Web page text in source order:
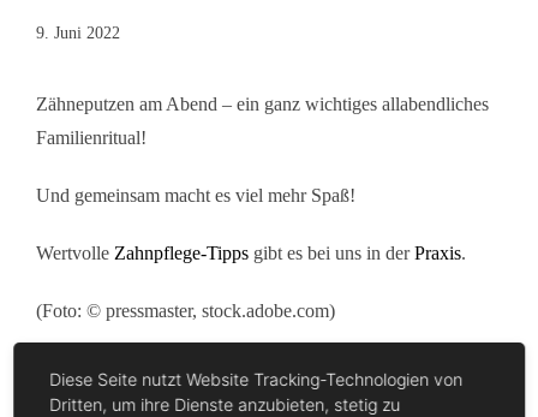
9. Juni 2022
Zähneputzen am Abend – ein ganz wichtiges allabendliches
Familienritual!
Und gemeinsam macht es viel mehr Spaß!
Wertvolle Zahnpflege-Tipps gibt es bei uns in derPraxis.
(Foto: © pressmaster, stock.adobe.com)
Diese Seite nutzt Website Tracking-Technologien von
Dritten, um ihre Dienste anzubieten, stetig zu